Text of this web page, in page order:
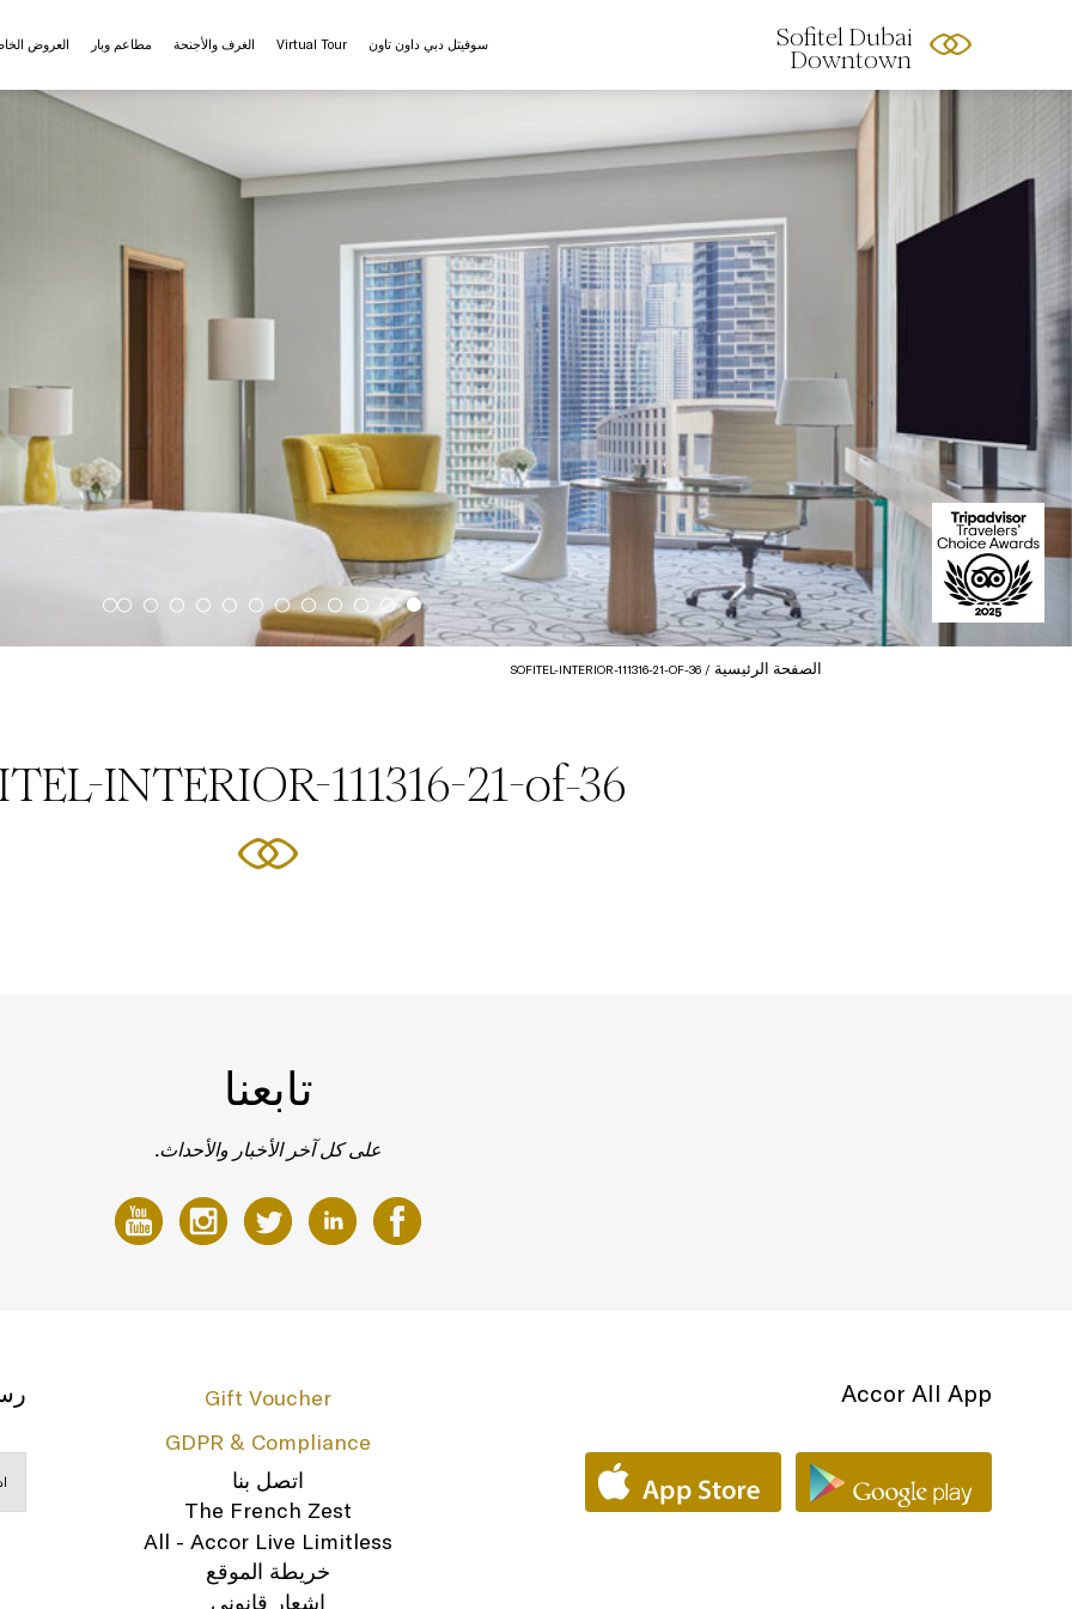
Sofitel Dubai
Downtown
سوفيتل دبي داون تاون Virtual Tour الغرف والأجنحة مطاعم وبار العروض
الصفحة الرئيسية SOFITEL-INTERIOR-111316-21-OF-36
INTERIOR-111316-21-of-36
تابعنا
على كل آخر الأخبار والأحداث.
Gift Voucher
GDPR & Compliance
اتصل بنا
The French Zest
All - Accor Live Limitless
خريطة الموقع
إشعار قانوني
Accor All App